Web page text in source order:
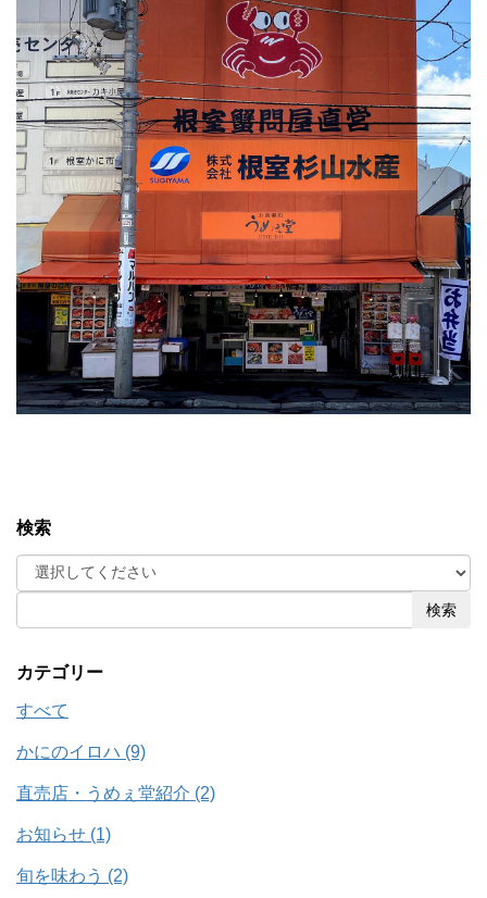
検索
検索
カテゴリー
すべて
かにのイロハ (9)
直売店・うめぇ堂紹介 (2)
お知らせ (1)
旬を味わう (2)